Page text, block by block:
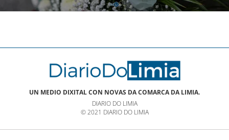
UN MEDIO DIXITAL CON NOVAS DA COMARCA DA LIMIA.
DIARIO DO LIMIA
© 2021 DIARIO DO LIMIA